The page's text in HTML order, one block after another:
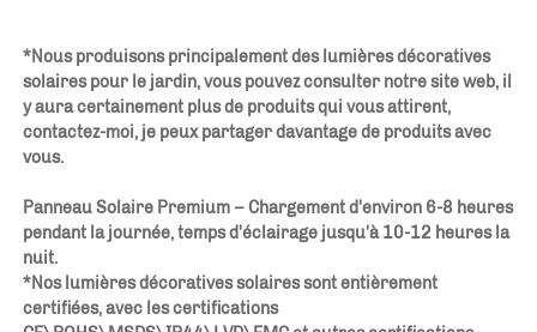
*Nous produisons principalement des lumières décoratives
solaires pour le jardin, vous pouvez consulter notre site web, il
y aura certainement plus de produits qui vous attirent,
contactez-moi, je peux partager davantage de produits avec
vous.
Panneau Solaire Premium – Chargement d'environ 6-8 heures
pendant la journée, temps d'éclairage jusqu'à 10-12 heures la
nuit.
*Nos lumières décoratives solaires sont entièrement
certifiées, avec les certifications